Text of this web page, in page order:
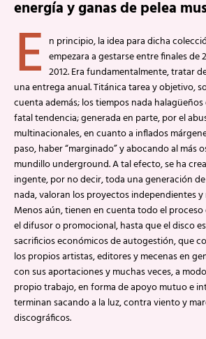
energía y ganas de pelea
E n principio, la idea para dicha
empezara a gestarse entre finales de
2012. Era fundamentalmente, tratar
una entrega anual. Titánica tarea y objetivo,
cuenta además; los tiempos nada
fatal tendencia; generada en parte, por el
multinacionales, en cuanto a inflados
paso, haber “marginado” y abocando al más
mundillo underground. A tal efecto, se ha
ingente, por no decir, toda una generación
nada, valoran los proyectos independientes y
Menos aún, tienen en cuenta todo el
el difusor o promocional, hasta que el disco
sacrificios económicos de autogestión, que
los propios artistas, editores y mecenas en
con sus aportaciones y muchas veces, a
propio trabajo, en forma de apoyo mutuo e
terminan sacando a la luz, contra viento y
discográficos.